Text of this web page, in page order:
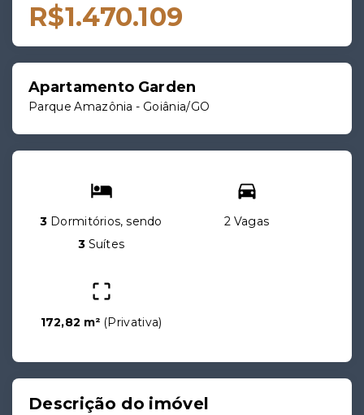
R$1.470.109
Apartamento Garden
Parque Amazônia - Goiânia/GO
3 Dormitórios, sendo
3Suítes
2 Vagas
172,82 m² (Privativa)
Descrição do imóvel